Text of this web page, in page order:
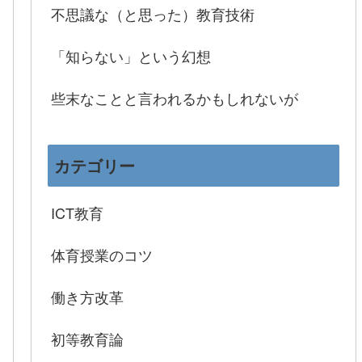
不思議な（と思った）教育技術
「知らない」という幻想
些末なことと言われるかもしれないが
カテゴリー
ICT教育
体育授業のコツ
働き方改革
初等教育論